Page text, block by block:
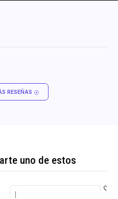
RESEÑAS
uno de estos